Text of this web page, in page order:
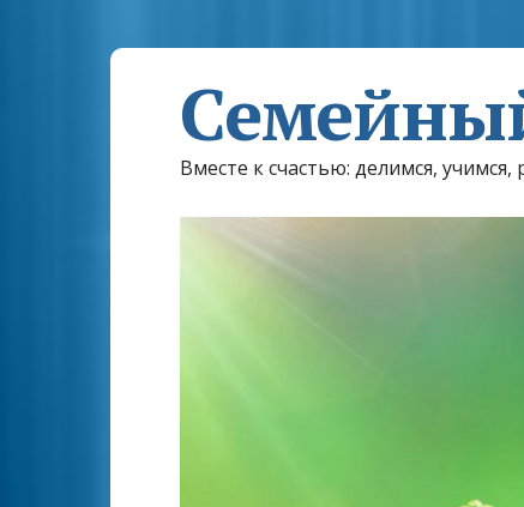
Вместе к счастью: делимся, учимся,